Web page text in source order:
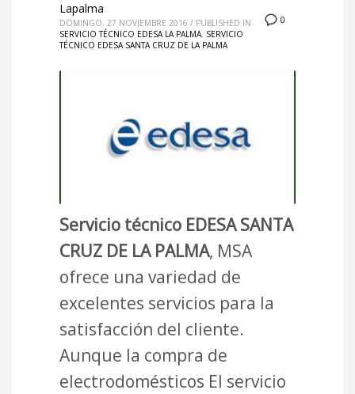
0
Lapalma
DOMINGO, 27 NOVIEMBRE 2016 / PUBLISHED IN
SERVICIO TÉCNICO EDESA LA PALMA, SERVICIO
TÉCNICO EDESA SANTA CRUZ DE LA PALMA
Servicio técnico EDESA SANTA
CRUZ DE LA PALMA, MSA
ofrece una variedad de
excelentes servicios para la
satisfacción del cliente.
Aunque la compra de
electrodomésticos El servicio